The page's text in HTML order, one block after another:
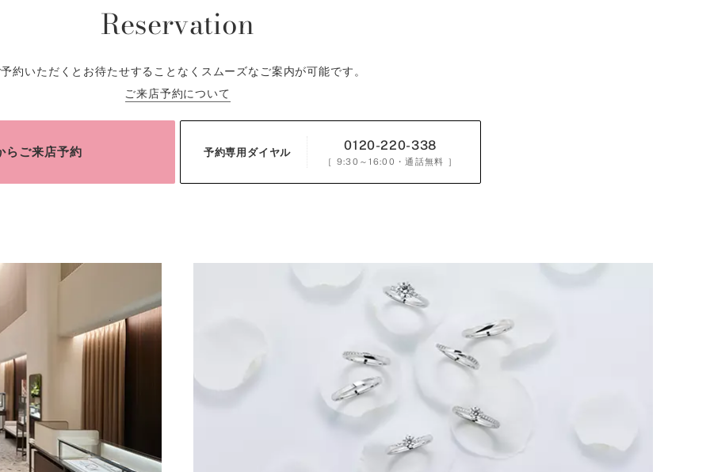
Reservation
約いただくとお待たせすることなくスムーズなご案内が可能です。
ご来店予約について
らご来店予約 予約専用ダイヤル 0120-220-338
［ 9:30～16:00 ・通話無料 ］